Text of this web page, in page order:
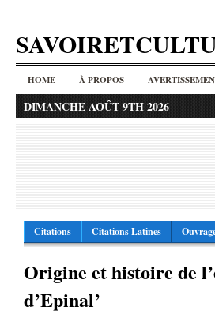
HOME À PROPOS
DIMANCHE AOÛT 9TH 2026
Citations Citations Latines
Origine et histoire de
d’Epinal’